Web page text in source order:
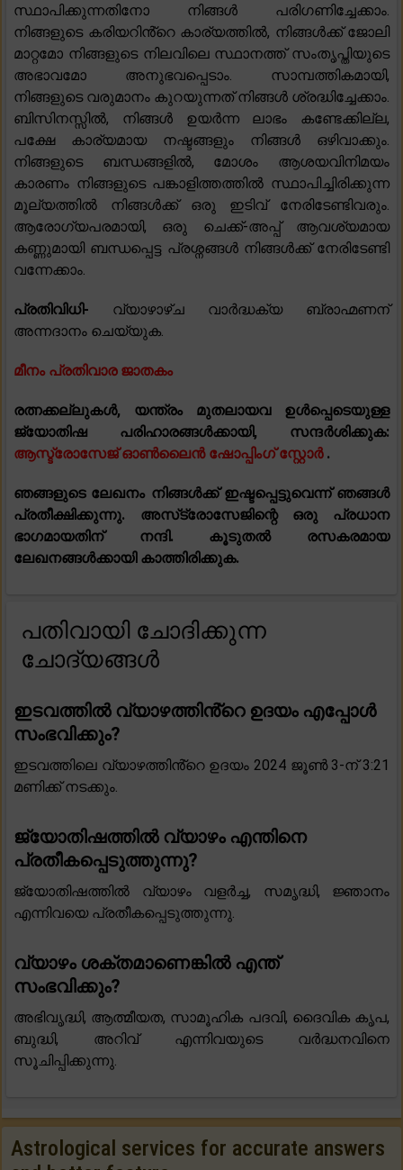
സ്ഥാപിക്കുന്നതിനോ നിങ്ങൾ പരിഗണിച്ചേക്കാം.
നിങ്ങളുടെ കരിയറിൻ്റെ കാര്യത്തിൽ, നിങ്ങൾക്ക് ജോലി
മാറ്റമോ നിങ്ങളുടെ നിലവിലെ സ്ഥാനത്ത് സംതൃപ്തിയുടെ
അഭാവമോ അനുഭവപ്പെടാം. സാമ്പത്തികമായി,
നിങ്ങളുടെ വരുമാനം കുറയുന്നത് നിങ്ങൾ ശ്രദ്ധിച്ചേക്കാം.
ബിസിനസ്സിൽ, നിങ്ങൾ ഉയർന്ന ലാഭം കണ്ടേക്കില്ല,
പക്ഷേ കാര്യമായ നഷ്ടങ്ങളും നിങ്ങൾ ഒഴിവാക്കും.
നിങ്ങളുടെ ബന്ധങ്ങളിൽ, മോശം ആശയവിനിമയം
കാരണം നിങ്ങളുടെ പങ്കാളിത്തത്തിൽ സ്ഥാപിച്ചിരിക്കുന്ന
മൂല്യത്തിൽ നിങ്ങൾക്ക് ഒരു ഇടിവ് നേരിടേണ്ടിവരും.
ആരോഗ്യപരമായി, ഒരു ചെക്ക്-അപ്പ് ആവശ്യമായ
കണ്ണുമായി ബന്ധപ്പെട്ട പ്രശ്നങ്ങൾ നിങ്ങൾക്ക് നേരിടേണ്ടി
വന്നേക്കാം.
പ്രതിവിധി- വ്യാഴാഴ്ച വാർദ്ധക്യ ബ്രാഹ്മണന്
അന്നദാനം ചെയ്യുക.
മീനം പ്രതിവാര ജാതകം
രത്നക്കല്ലുകൾ, യന്ത്രം മുതലായവ ഉൾപ്പെടെയുള്ള
ജ്യോതിഷ പരിഹാരങ്ങൾക്കായി, സന്ദർശിക്കുക:
ആസ്ട്രോസേജ് ഓൺലൈൻ ഷോപ്പിംഗ് സ്റ്റോർ .
ഞങ്ങളുടെ ലേഖനം നിങ്ങൾക്ക് ഇഷ്ടപ്പെട്ടുവെന്ന് ഞങ്ങൾ
പ്രതീക്ഷിക്കുന്നു. അസ്‌ട്രോസേജിന്റെ ഒരു പ്രധാന
ഭാഗമായതിന് നന്ദി. കൂടുതൽ രസകരമായ
ലേഖനങ്ങൾക്കായി കാത്തിരിക്കുക.
പതിവായി ചോദിക്കുന്ന
ചോദ്യങ്ങൾ
ഇടവത്തിൽ വ്യാഴത്തിൻ്റെ ഉദയം എപ്പോൾ
സംഭവിക്കും?
ഇടവത്തിലെ വ്യാഴത്തിൻ്റെ ഉദയം 2024 ജൂൺ 3-ന് 3:21
മണിക്ക് നടക്കും.
ജ്യോതിഷത്തിൽ വ്യാഴം എന്തിനെ
പ്രതീകപ്പെടുത്തുന്നു?
ജ്യോതിഷത്തിൽ വ്യാഴം വളർച്ച, സമൃദ്ധി, ജ്ഞാനം
എന്നിവയെ പ്രതീകപ്പെടുത്തുന്നു.
വ്യാഴം ശക്തമാണെങ്കിൽ എന്ത്
സംഭവിക്കും?
അഭിവൃദ്ധി, ആത്മീയത, സാമൂഹിക പദവി, ദൈവിക കൃപ,
ബുദ്ധി, അറിവ് എന്നിവയുടെ വർദ്ധനവിനെ
സൂചിപ്പിക്കുന്നു.
Astrological services for accurate answers